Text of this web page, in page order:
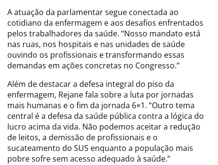
A atuação da parlamentar segue conectada ao
cotidiano da enfermagem e aos desafios enfrentados
pelos trabalhadores da saúde. “Nosso mandato está
nas ruas, nos hospitais e nas unidades de saúde
ouvindo os profissionais e transformando essas
demandas em ações concretas no Congresso.”
Além de destacar a defesa integral do piso da
enfermagem, Rejane fala sobre a luta por jornadas
mais humanas e o fim da jornada 6×1. “Outro tema
central é a defesa da saúde pública contra a lógica do
lucro acima da vida. Não podemos aceitar a redução
de leitos, a demissão de profissionais e o
sucateamento do SUS enquanto a população mais
pobre sofre sem acesso adequado à saúde.”